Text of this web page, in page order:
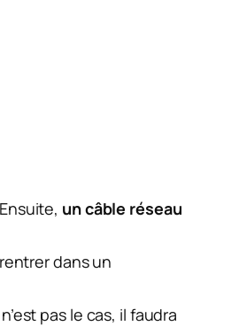
un câble réseau
dans un
pas le cas, il faudra